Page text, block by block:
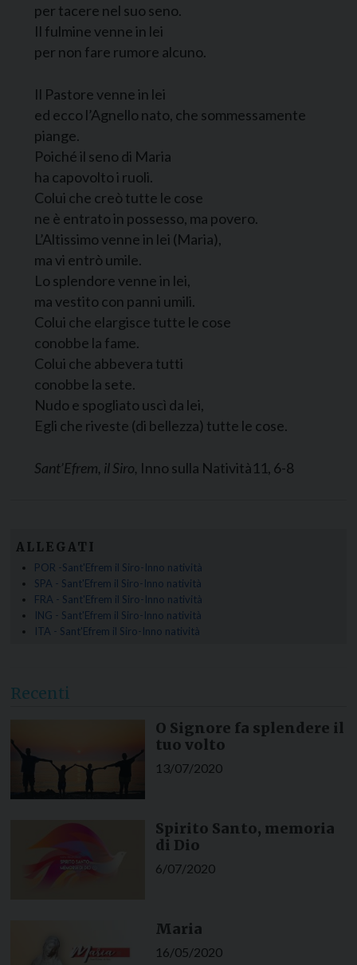
per tacere nel suo seno.
Il fulmine venne in lei
per non fare rumore alcuno.
Il Pastore venne in lei
ed ecco l’Agnello nato, che sommessamente
piange.
Poiché il seno di Maria
ha capovolto i ruoli.
Colui che creò tutte le cose
ne è entrato in possesso, ma povero.
L’Altissimo venne in lei (Maria),
ma vi entrò umile.
Lo splendore venne in lei,
ma vestito con panni umili.
Colui che elargisce tutte le cose
conobbe la fame.
Colui che abbevera tutti
conobbe la sete.
Nudo e spogliato uscì da lei,
Egli che riveste (di bellezza) tutte le cose.
Sant’Efrem, il Siro, Inno sulla Natività11, 6-8
ALLEGATI
POR -Sant'Efrem il Siro-Inno natività
SPA - Sant'Efrem il Siro-Inno natività
FRA - Sant'Efrem il Siro-Inno natività
ING - Sant'Efrem il Siro-Inno natività
ITA - Sant'Efrem il Siro-Inno natività
Recenti
O Signore fa splendere il
tuo volto
13/07/2020
Spirito Santo, memoria
di Dio
6/07/2020
Maria
16/05/2020